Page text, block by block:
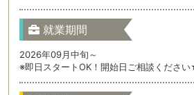
就業期間
2026年09月中旬～
※即日スタートOK！開始日ご相談くださ